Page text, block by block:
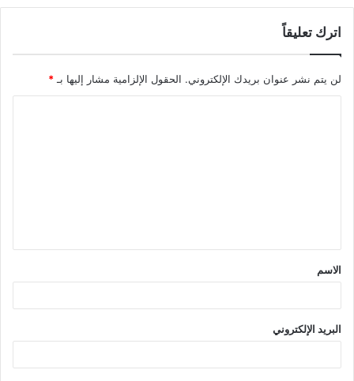
اترك تعليقاً
لن يتم نشر عنوان بريدك الإلكتروني. الحقول الإلزامية مشار إليها بـ *
ق
*
الاسم
البريد الإلكتروني